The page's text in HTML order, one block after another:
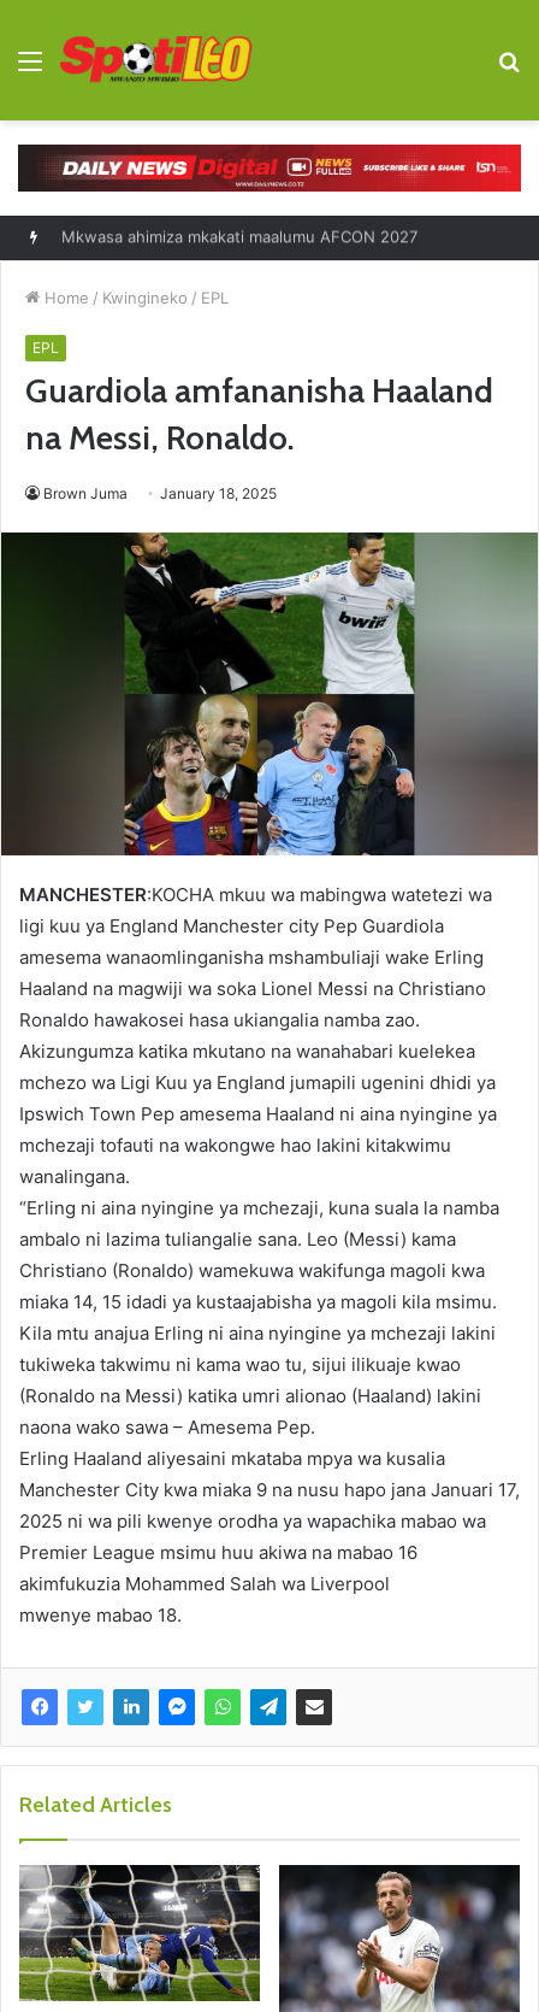
Menu
Diego Forlan kocha mpya Uruguay
Home / Kwingineko / EPL
EPL
Guardiola amfananisha Haaland
na Messi, Ronaldo.
Brown Juma January 18, 2025
MANCHESTER:KOCHA mkuu wa mabingwa watetezi wa
ligi kuu ya England Manchester city Pep Guardiola
amesema wanaomlinganisha mshambuliaji wake Erling
Haaland na magwiji wa soka Lionel Messi na Christiano
Ronaldo hawakosei hasa ukiangalia namba zao.
Akizungumza katika mkutano na wanahabari kuelekea
mchezo wa Ligi Kuu ya England jumapili ugenini dhidi ya
Ipswich Town Pep amesema Haaland ni aina nyingine ya
mchezaji tofauti na wakongwe hao lakini kitakwimu
wanalingana.
“Erling ni aina nyingine ya mchezaji, kuna suala la namba
ambalo ni lazima tuliangalie sana. Leo (Messi) kama
Christiano (Ronaldo) wamekuwa wakifunga magoli kwa
miaka 14, 15 idadi ya kustaajabisha ya magoli kila msimu.
Kila mtu anajua Erling ni aina nyingine ya mchezaji lakini
tukiweka takwimu ni kama wao tu, sijui ilikuaje kwao
(Ronaldo na Messi) katika umri alionao (Haaland) lakini
naona wako sawa – Amesema Pep.
Erling Haaland aliyesaini mkataba mpya wa kusalia
Manchester City kwa miaka 9 na nusu hapo jana Januari 17,
2025 ni wa pili kwenye orodha ya wapachika mabao wa
Premier League msimu huu akiwa na mabao 16
akimfukuzia Mohammed Salah wa Liverpool
mwenye mabao 18.
Related Articles